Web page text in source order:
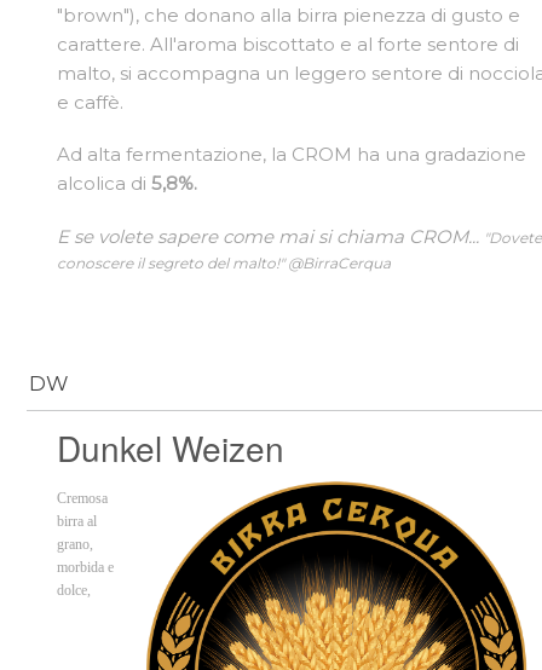
"brown"), che donano alla birra pienezza di gusto e
carattere. All'aroma biscottato e al forte sentore di
malto, si accompagna un leggero sentore di
e caffè.
Ad alta fermentazione, la CROM ha una gradazione
alcolica di5,8%.
E se volete sapere come mai si chiama CROM... "Dovete
conoscere il segreto del malto!" @BirraCerqua
DW
Dunkel Weizen
Cremosa
birra al
grano,
morbida e
dolce,